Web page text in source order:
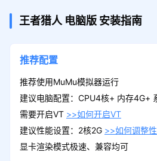
王者猎人 电脑版 安装指南
推荐配置
推荐使用MuMu模拟器运行
建议电脑配置：CPU4核+ 内存4G+
需要开启VT >>如何开启VT
建议性能设置：2核2G >>如何调整
显卡渲染模式极速、兼容均可